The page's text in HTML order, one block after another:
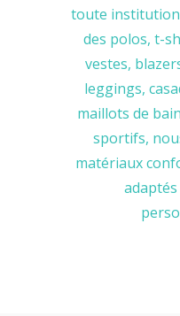
toute institution
des polos, t-
vestes,
leggings,
maillots de
sportifs,
matériaux